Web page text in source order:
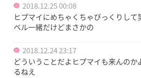
2018.12.25 00:08
ヒプマイにめちゃくちゃびっくりして
ベル一緒だけどまさかの
2018.12.24 23:17
どういうことだよヒプマイも来んのか
るねえ